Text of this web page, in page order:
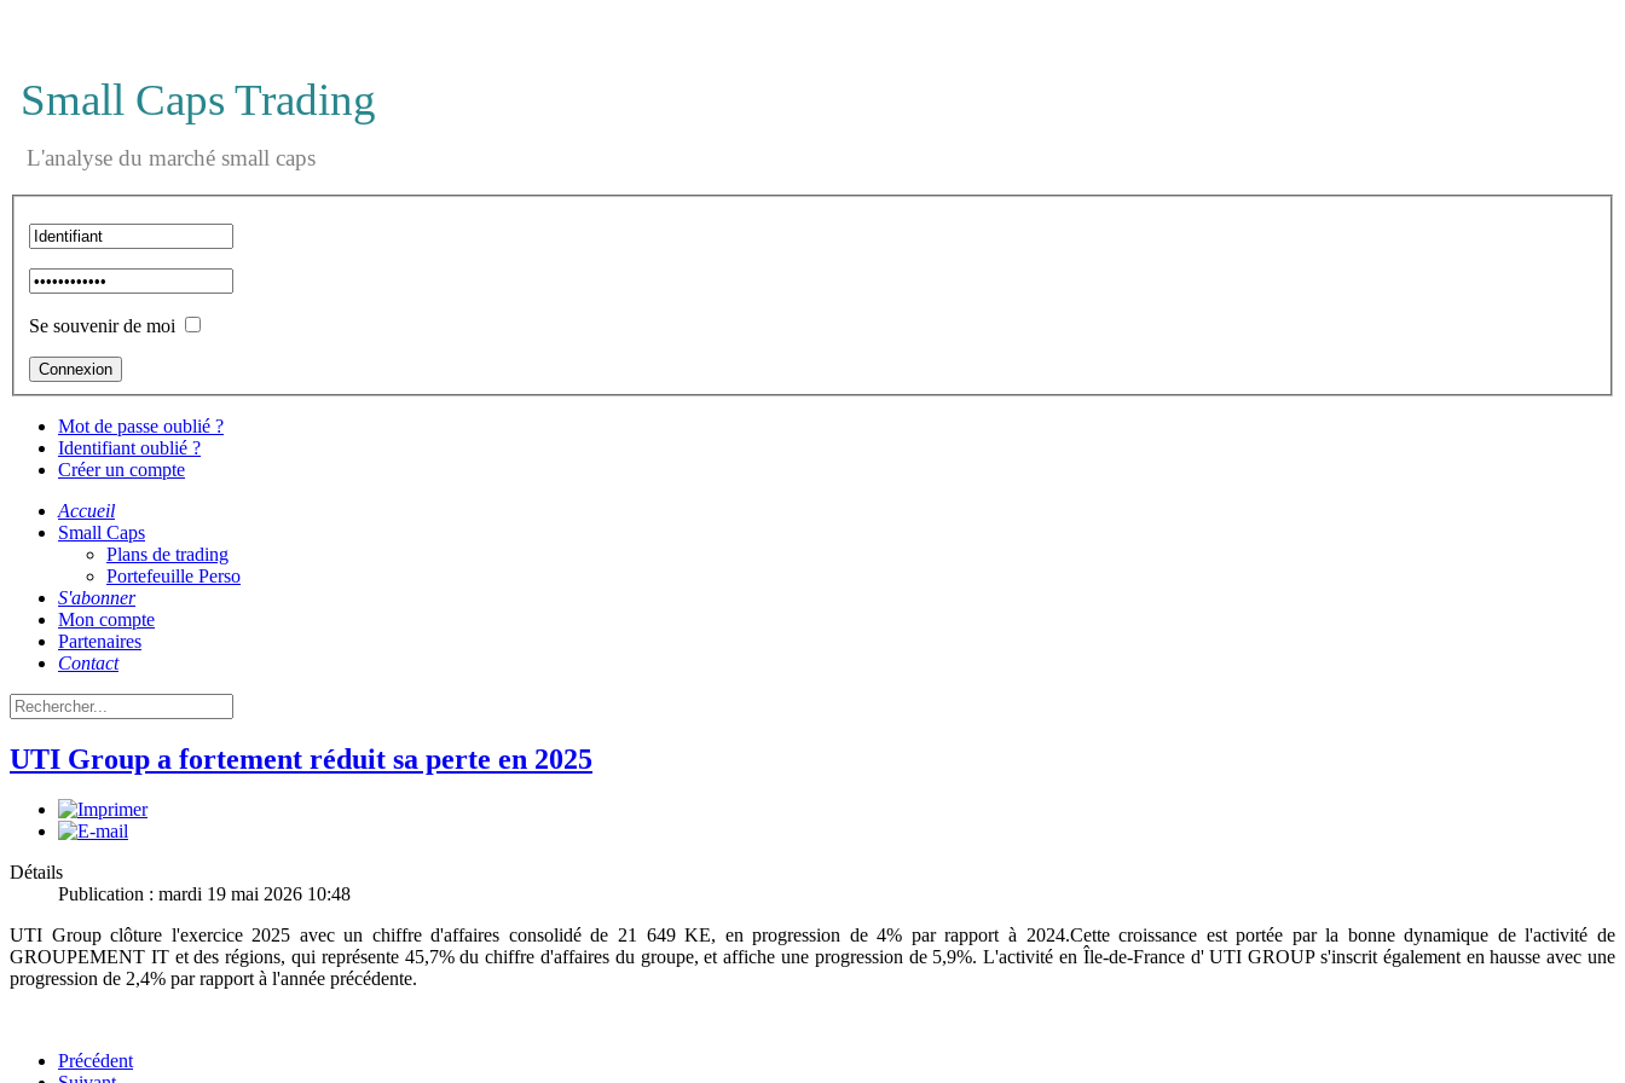
Small Caps Trading
L'analyse du marché small caps
Se souvenir de moi
Mot de passe oublié ?
Identifiant oublié ?
Créer un compte
Accueil
Small Caps
Plans de trading
Portefeuille Perso
S'abonner
Mon compte
Partenaires
Contact
UTI Group a fortement réduit sa perte en 2025
Détails
Publication : mardi 19 mai 2026 10:48
UTI Group clôture l'exercice 2025 avec un chiffre d'affaires consolidé de 21 649 KE, en progression de 4% par rapport à 2024.Cette croissance est portée par la bonne dynamique de l'activité de
GROUPEMENT IT et des régions, qui représente 45,7% du chiffre d'affaires du groupe, et affiche une progression de 5,9%. L'activité en Île-de-France d' UTI GROUP s'inscrit également en hausse avec une
progression de 2,4% par rapport à l'année précédente.
Précédent